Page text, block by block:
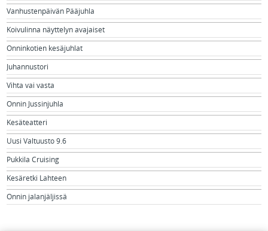
Vanhustenpäivän Pääjuhla
Koivulinna näyttelyn avajaiset
Onninkotien kesäjuhlat
Juhannustori
Vihta vai vasta
Onnin Jussinjuhla
Kesäteatteri
Uusi Valtuusto 9.6
Pukkila Cruising
Kesäretki Lahteen
Onnin jalanjäljissä